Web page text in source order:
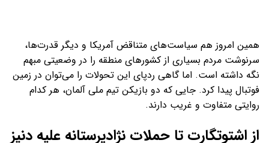
همین امروز هم سیاست‌های متناقض آمریکا و دیگر قدرت‌ها،
سرنوشت مردم بسیاری از کشورهای منطقه را در وضعیتی مبهم
نگه داشته است. اما گاهی ردپای این تحولات را می‌توان در زمین
فوتبال پیدا کرد. جایی که دو بازیکن تیم ملی آلمان، هر کدام
روایتی متفاوت و غریب دارند.
از اشتوتگارت تا حملات نژادپرستانه علیه دنیز